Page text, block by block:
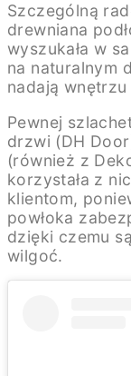
Szczególną
drewniana
wyszukała w
na naturalnym
nadają
Pewnej
drzwi (DH
(również z
korzystała z
klientom,
powłoka
dzięki czemu
wilgoć.